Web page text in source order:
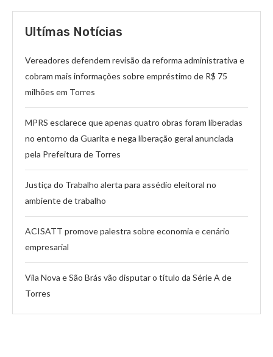
Ultímas Notícias
Vereadores defendem revisão da reforma administrativa e
cobram mais informações sobre empréstimo de R$ 75
milhões em Torres
MPRS esclarece que apenas quatro obras foram liberadas
no entorno da Guarita e nega liberação geral anunciada
pela Prefeitura de Torres
Justiça do Trabalho alerta para assédio eleitoral no
ambiente de trabalho
ACISATT promove palestra sobre economia e cenário
empresarial
Vila Nova e São Brás vão disputar o título da Série A de
Torres